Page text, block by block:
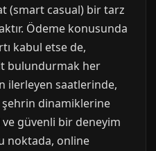
(smart casual) bir tarz
Ödeme konusunda
kabul etse de,
bulundurmak her
ilerleyen saatlerinde,
şehrin dinamiklerine
ve güvenli bir deneyim
noktada, online